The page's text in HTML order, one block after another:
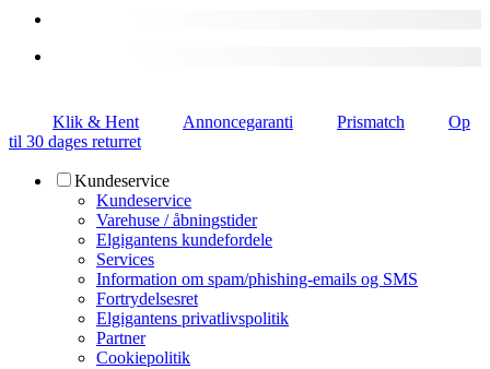
Klik & Hent Annoncegaranti Prismatch
Op
til 30 dages returret
Kundeservice
Kundeservice
Varehuse / åbningstider
Elgigantens kundefordele
Services
Information om spam/phishing-emails og SMS
Fortrydelsesret
Elgigantens privatlivspolitik
Partner
Cookiepolitik